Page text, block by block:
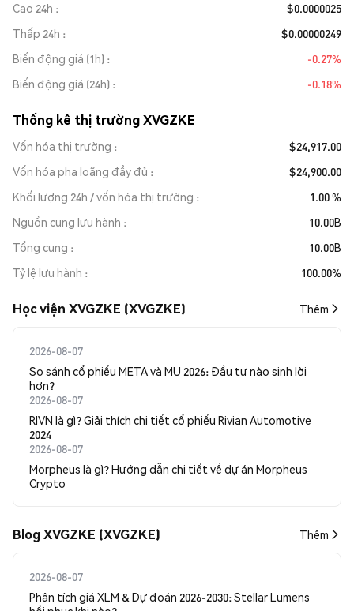
Cao 24h
$0.0000025
Thấp 24h
$0.00000249
Biến động giá (1h)
-0.27%
Biến động giá (24h)
-0.18%
Thống kê thị trường XVGZKE
Vốn hóa thị trường
$24,917.00
Vốn hóa pha loãng đầy đủ
$24,900.00
Khối lượng 24h / vốn hóa thị trường
1.00 %
Nguồn cung lưu hành
10.00B
Tổng cung
10.00B
Tỷ lệ lưu hành
100.00%
Học viện XVGZKE (XVGZKE) Thêm
2026-08-07
So sánh cổ phiếu META và MU 2026: Đầu tư nào sinh lời
hơn?
2026-08-07
RIVN là gì? Giải thích chi tiết cổ phiếu Rivian Automotive
2024
2026-08-07
Morpheus là gì? Hướng dẫn chi tiết về dự án Morpheus
Crypto
Blog XVGZKE (XVGZKE) Thêm
2026-08-07
Phân tích giá XLM & Dự đoán 2026-2030: Stellar Lumens